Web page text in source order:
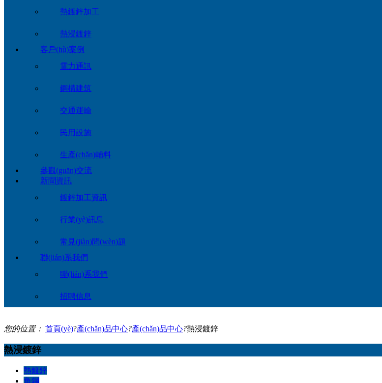
熱鍍鋅加工
熱浸鍍鋅
客戶(hù)案例
電力通訊
鋼構建筑
交通運輸
民用設施
生產(chǎn)輔料
參觀(guān)交流
新聞資訊
鍍鋅加工資訊
行業(yè)訊息
常見(jiàn)問(wèn)題
聯(lián)系我們
聯(lián)系我們
招聘信息
您的位置： 首頁(yè)?產(chǎn)品中心?產(chǎn)品中心?熱浸鍍鋅
熱浸鍍鋅
熱鍍鋅
角鋼